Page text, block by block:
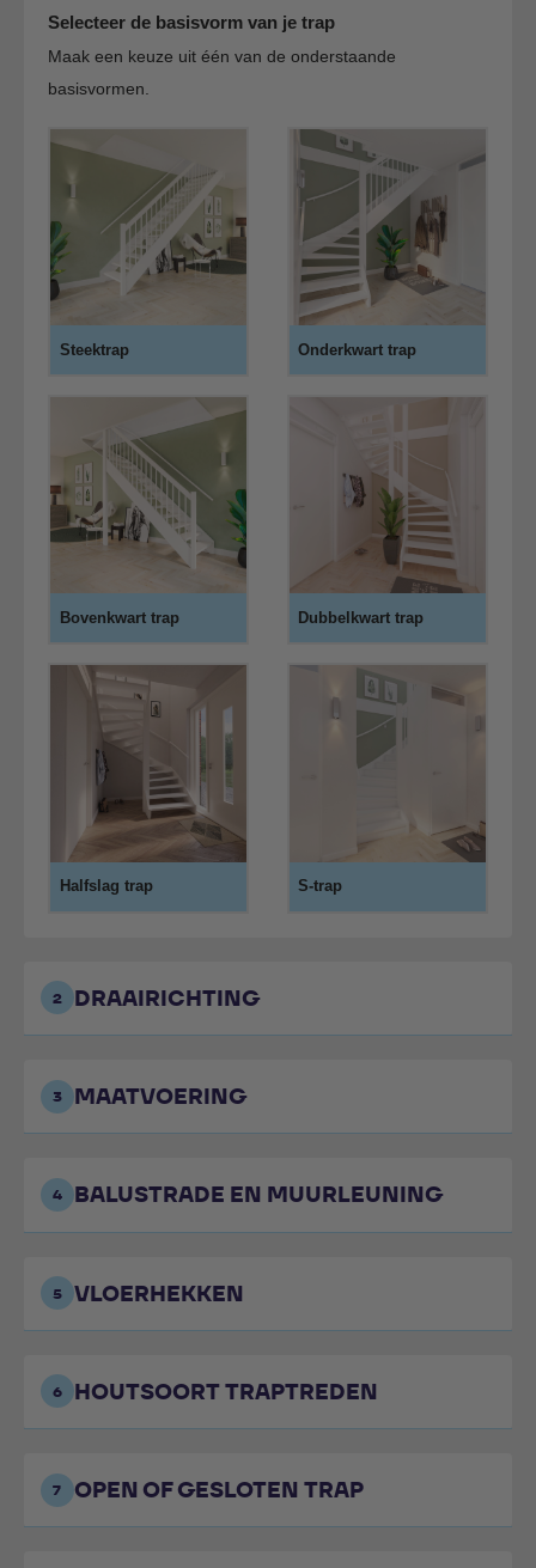
Selecteer de basisvorm van je trap
Maak een keuze uit één van de onderstaande
basisvormen.
Steektrap Onderkwart trap
Bovenkwart trap Dubbelkwart trap
Halfslag trap S-trap
2 DRAAIRICHTING
3 MAATVOERING
4 BALUSTRADE EN MUURLEUNING
5 VLOERHEKKEN
6 HOUTSOORT TRAPTREDEN
7 OPEN OF GESLOTEN TRAP